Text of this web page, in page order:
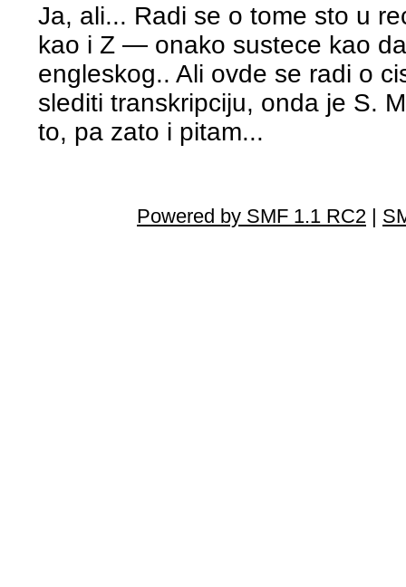
Ja, ali... Radi se o tome sto u
kao i Z — onako sustece kao
engleskog.. Ali ovde se radi o
slediti transkripciju, onda je S.
to, pa zato i pitam...
Powered by SMF 1.1 RC2 |